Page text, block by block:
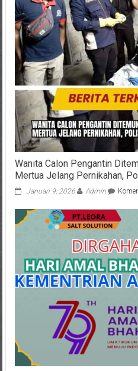
Wanita Calon Pengantin
Mertua Jelang Pernikahan,
Januari 9, 2026 Admin